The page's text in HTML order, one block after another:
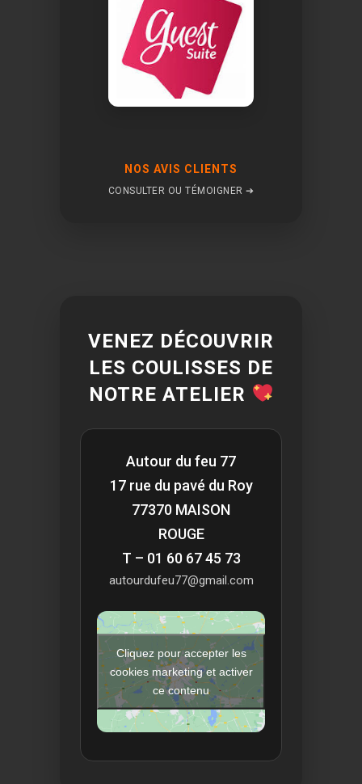
NOS AVIS CLIENTS
CONSULTER OU TÉMOIGNER ➔
VENEZ DÉCOUVRIR
LES COULISSES DE
NOTRE ATELIER
Autour du feu 77
17 rue du pavé du Roy
77370 MAISON
ROUGE
T – 01 60 67 45 73
autourdufeu77@gmail.com
Cliquez pour accepter les
cookies marketing et activer
ce contenu